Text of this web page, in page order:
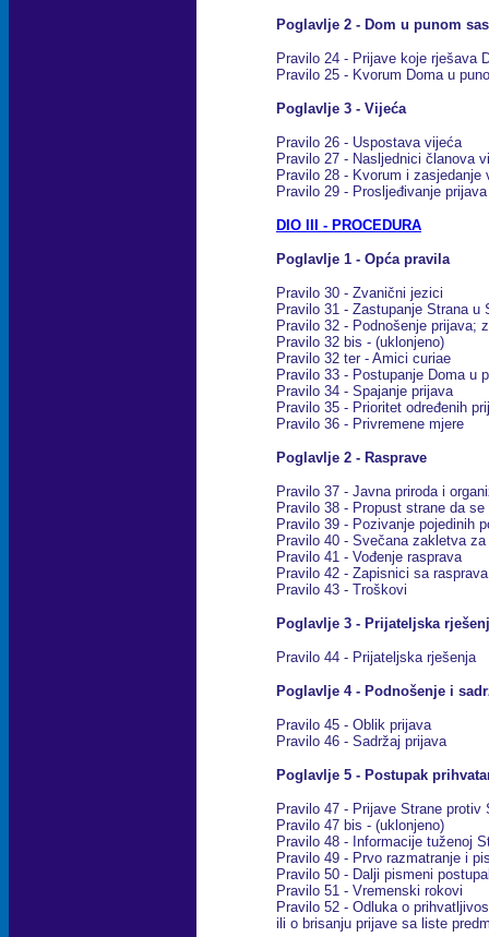
Poglavlje 2 - Dom u punom
Pravilo 24 - Prijave koje rješava
Pravilo 25 - Kvorum Doma u
Poglavlje 3 - Vijeća
Pravilo 26 - Uspostava vijeća
Pravilo 27 - Nasljednici članova
Pravilo 28 - Kvorum i zasjedanje
Pravilo 29 - Prosljeđivanje
DIO III - PROCEDURA
Poglavlje 1 - Opća pravila
Pravilo 30 - Zvanični jezici
Pravilo 31 - Zastupanje Strana u
Pravilo 32 - Podnošenje prijava;
Pravilo 32 bis - (uklonjeno)
Pravilo 32 ter - Amici curiae
Pravilo 33 - Postupanje Doma u
Pravilo 34 - Spajanje prijava
Pravilo 35 - Prioritet određenih
Pravilo 36 - Privremene mjere
Poglavlje 2 - Rasprave
Pravilo 37 - Javna priroda i
Pravilo 38 - Propust strane da se
Pravilo 39 - Pozivanje pojedinih
Pravilo 40 - Svečana zakletva
Pravilo 41 - Vođenje rasprava
Pravilo 42 - Zapisnici sa rasprava
Pravilo 43 - Troš kovi
Poglavlje 3 - Prijateljska
Pravilo 44 - Prijateljska rješenja
Poglavlje 4 - Podnošenje i
Pravilo 45 - Oblik prijava
Pravilo 46 - Sadržaj prijava
Poglavlje 5 - Postupak
Pravilo 47 - Prijave Strane protiv
Pravilo 47 bis - (uklonjeno)
Pravilo 48 - Informacije tuženoj
Pravilo 49 - Prvo razmatranje i
Pravilo 50 - Dalji pismeni
Pravilo 51 - Vremenski rokovi
Pravilo 52 - Odluka o
ili o brisanju prijave sa liste